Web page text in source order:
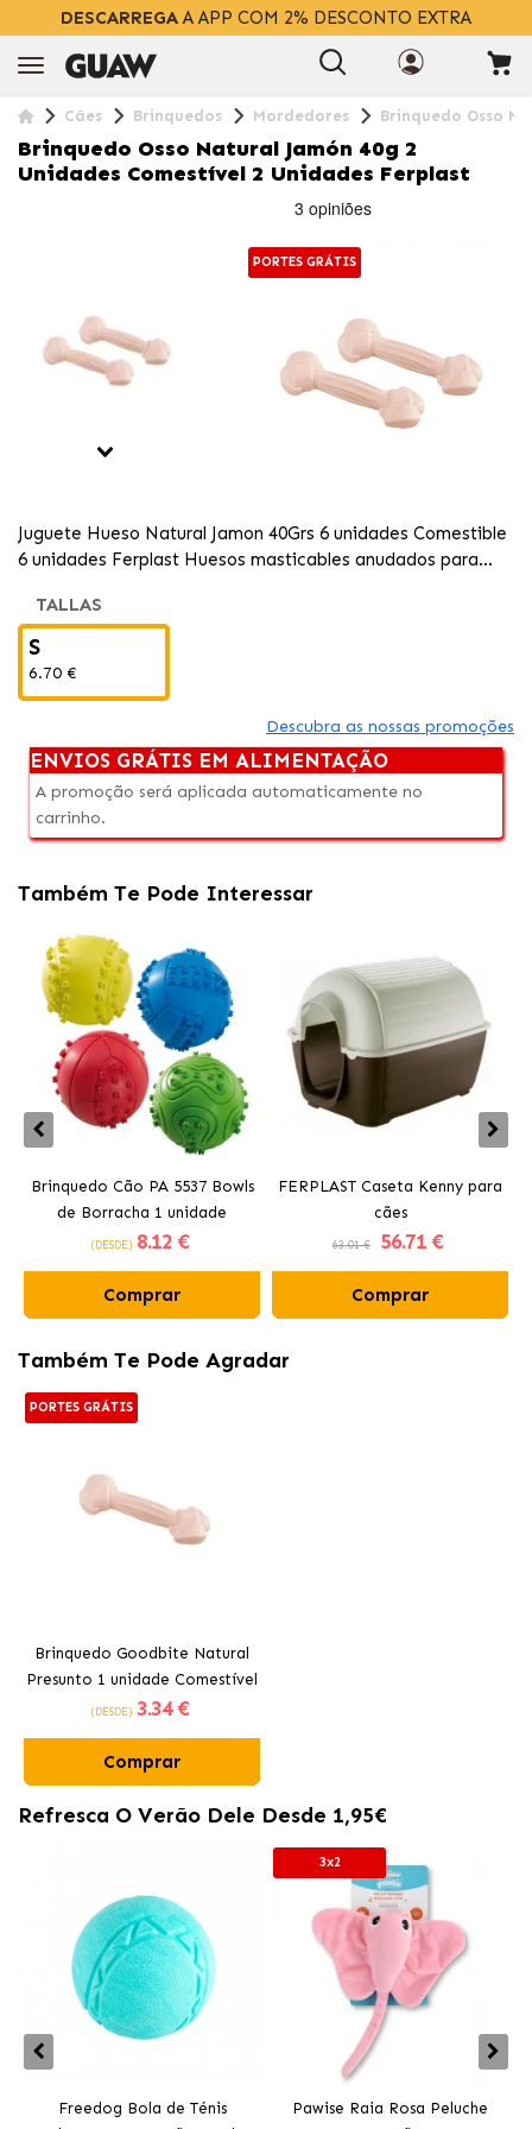
DESCARREGAA APP COM 2% DESCONTO EXTRA
Cães Brinquedos Mordedores Brinquedo Osso
Brinquedo Osso Natural Jamón 40g 2
Unidades Comestível 2 Unidades Ferplast
PORTES GRÁTIS
Juguete Hueso Natural Jamon 40Grs 6 unidades Comestible
6 unidades Ferplast Huesos masticables anudados para
masticar.
TALLAS
S
6.70 €
Descubra as nossas promoções
ENVIOS GRÁTIS EM ALIMENTAÇÃO
A promoção será aplicada automaticamente no
carrinho.
Também Te Pode Interessar
Brinquedo Cão PA 5537 Bowls
de Borracha 1 unidade
Ferplast
(DESDE) 8.12 €
Comprar
FERPLAST Caseta Kenny para
cães
63.01 € 56.71 €
Comprar
Também Te Pode Agradar
PORTES GRÁTIS
Brinquedo Goodbite Natural
Presunto 1 unidade Comestível
Ferplast
(DESDE) 3.34 €
Comprar
Refresca O Verão Dele Desde 1,95€
Freedog Bola de Ténis
3x2
Pawise Raia Rosa Peluche